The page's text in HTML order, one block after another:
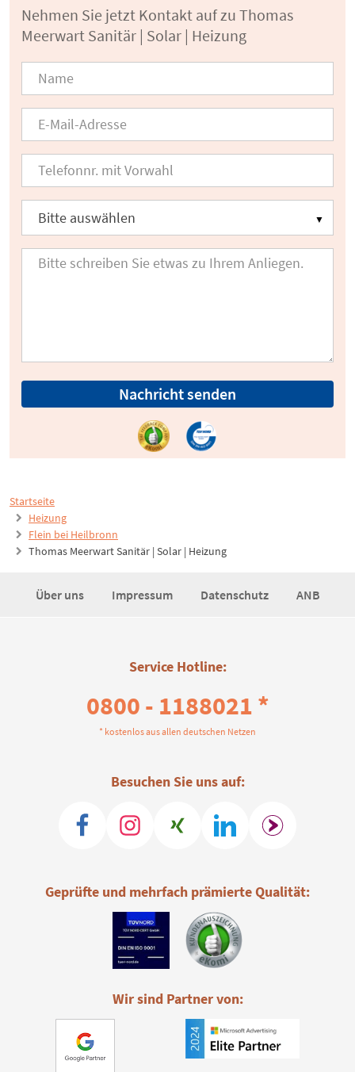
Startseite
Heizung
Flein bei Heilbronn
Thomas Meerwart Sanitär | Solar | Heizung
Nehmen Sie jetzt Kontakt auf zu Thomas
Meerwart Sanitär | Solar | Heizung
Nachricht senden
Über uns Impressum Datenschutz ANB
Service Hotline:
0800 - 1188021 *
* kostenlos aus allen deutschen Netzen
Besuchen Sie uns auf:
Geprüfte und mehrfach prämierte Qualität:
Wir sind Partner von: